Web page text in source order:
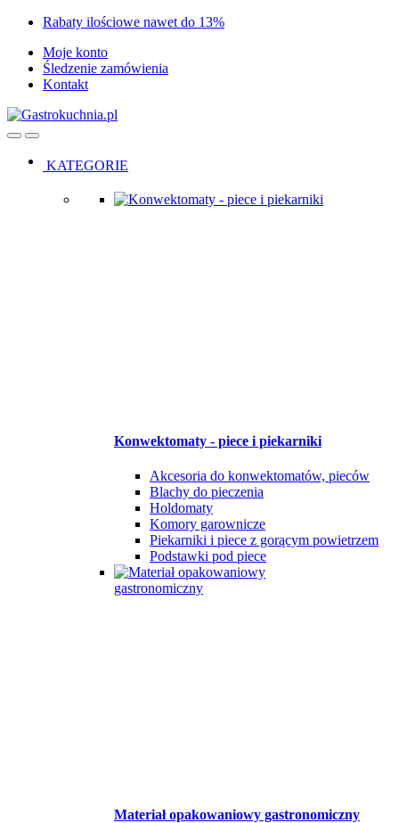
Skip
navigation
Skip
content
Rabaty ilościowe nawet do 13%
Moje konto
Śledzenie zamówienia
Kontakt
OpenClose
KATEGORIE
Konwektomaty - piece i piekarniki
Akcesoria do konwektomatów, pieców
Blachy do pieczenia
Holdomaty
Komory garownicze
Piekarniki i piece z gorącym powietrzem
Podstawki pod piece
Materiał opakowaniowy gastronomiczny